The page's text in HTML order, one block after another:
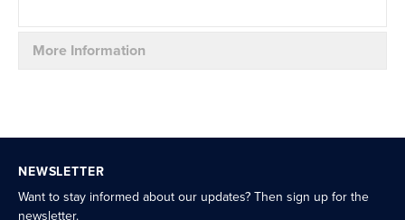
More Information
NEWSLETTER
Want to stay informed about our updates? Then sign up for the
newsletter.